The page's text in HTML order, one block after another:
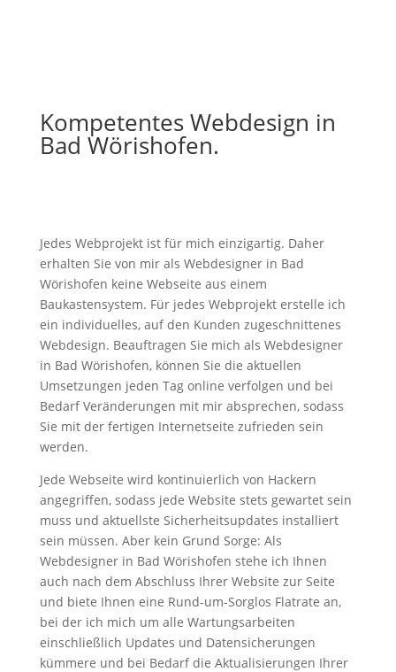
Kompetentes Webdesign in
Bad Wörishofen.
Jedes Webprojekt ist für mich einzigartig. Daher
erhalten Sie von mir als Webdesigner in Bad
Wörishofen keine Webseite aus einem
Baukastensystem. Für jedes Webprojekt erstelle ich
ein individuelles, auf den Kunden zugeschnittenes
Webdesign. Beauftragen Sie mich als Webdesigner
in Bad Wörishofen, können Sie die aktuellen
Umsetzungen jeden Tag online verfolgen und bei
Bedarf Veränderungen mit mir absprechen, sodass
Sie mit der fertigen Internetseite zufrieden sein
werden.
Jede Webseite wird kontinuierlich von Hackern
angegriffen, sodass jede Website stets gewartet sein
muss und aktuellste Sicherheitsupdates installiert
sein müssen. Aber kein Grund Sorge: Als
Webdesigner in Bad Wörishofen stehe ich Ihnen
auch nach dem Abschluss Ihrer Website zur Seite
und biete Ihnen eine Rund-um-Sorglos Flatrate an,
bei der ich mich um alle Wartungsarbeiten
einschließlich Updates und Datensicherungen
kümmere und bei Bedarf die Aktualisierungen Ihrer